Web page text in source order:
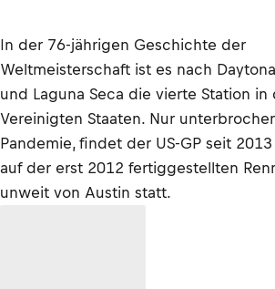
In der 76-jährigen Geschichte der
Weltmeisterschaft ist es nach
und Laguna Seca die vierte Station in
Vereinigten Staaten. Nur
Pandemie, findet der US-GP seit
auf der erst 2012 fertiggestellten
unweit von Austin statt.